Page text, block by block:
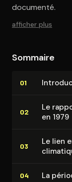
documenté.
afficher plus
Sommaire
01
02
Le
en 1979
03
Le lien
04 La